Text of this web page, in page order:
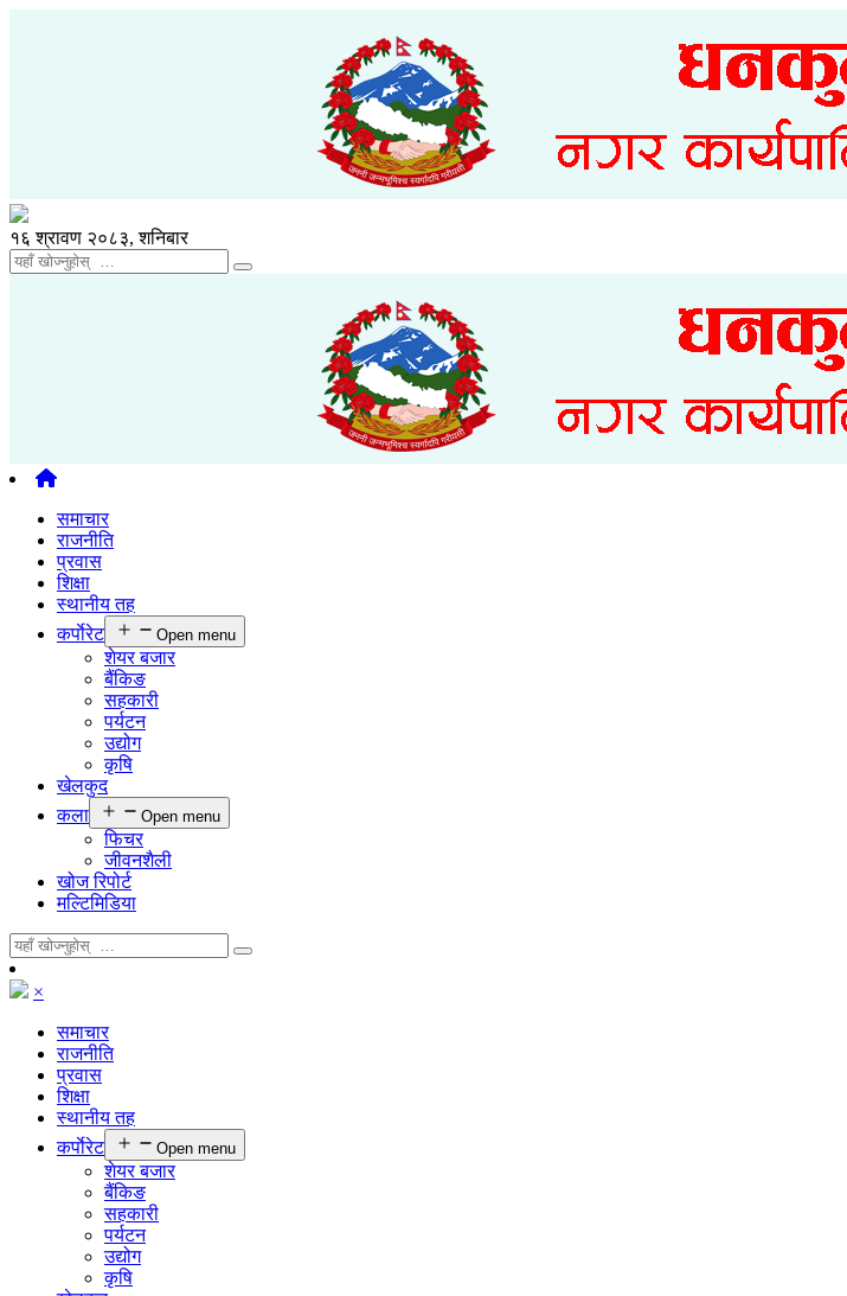
१६ श्रावण २०८३, शनिबार
समाचार
राजनीति
प्रवास
शिक्षा
स्थानीय तह
कर्पाेरेट
Open menu
शेयर बजार
बैंकिङ
सहकारी
पर्यटन
उद्योग
कृषि
खेलकुद
कला
Open menu
फिचर
जीवनशैली
खोज रिपोर्ट
मल्टिमिडिया
×
समाचार
राजनीति
प्रवास
शिक्षा
स्थानीय तह
कर्पाेरेट
Open menu
शेयर बजार
बैंकिङ
सहकारी
पर्यटन
उद्योग
कृषि